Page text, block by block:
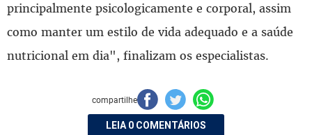
principalmente psicologicamente e corporal, assim
como manter um estilo de vida adequado e a saúde
nutricional em dia", finalizam os especialistas.
compartilhe
LEIA 0 COMENTÁRIOS